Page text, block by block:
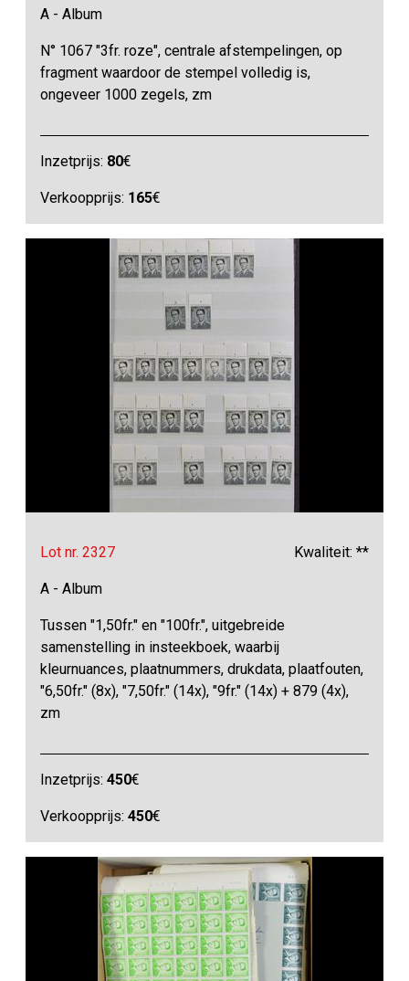
A - Album
N° 1067 "3fr. roze", centrale afstempelingen, op
fragment waardoor de stempel volledig is,
ongeveer 1000 zegels, zm
Inzetprijs: 80€
Verkoopprijs: 165€
Lot nr. 2327 Kwaliteit: **
A - Album
Tussen "1,50fr." en "100fr.", uitgebreide
samenstelling in insteekboek, waarbij
kleurnuances, plaatnummers, drukdata, plaatfouten,
"6,50fr." (8x), "7,50fr." (14x), "9fr." (14x) + 879 (4x),
zm
Inzetprijs:450€
Verkoopprijs:450€